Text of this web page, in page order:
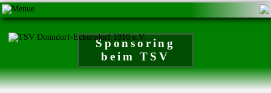
Sponsoring
beim TSV